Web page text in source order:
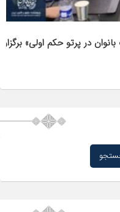
در پرتو حکم اولی» برگزار